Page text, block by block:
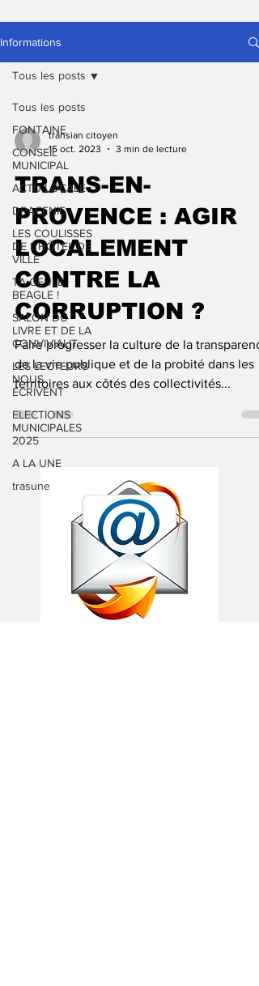
Informations
Tous les posts
FONTAINE
CONSEIL
MUNICIPAL
ACTU LOCALE
DRACENIE
LES COULISSES
DE L'HÔTEL DE
VILLE
TA GEULE
BEAGLE !
SALON DU
LIVRE ET DE LA
CONVIVIALIT
LES LECTEURS
NOUS
ÉCRIVENT
ELECTIONS
MUNICIPALES
2025
A LA UNE
trasune
Tous les posts
transian citoyen
15 oct. 2023
3 min de lecture
TRANS-EN-
PROVENCE : AGIR
LOCALEMENT
CONTRE LA
CORRUPTION ?
Faire progresser la culture de la
de la vie publique et de la probité dans les
territoires aux côtés des collectivités...